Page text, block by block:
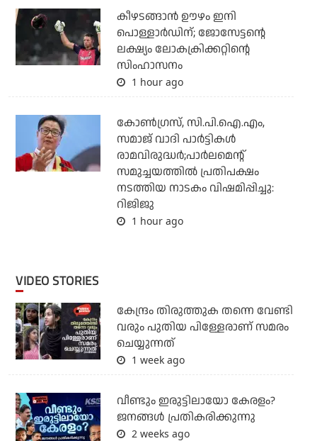
കീഴടങ്ങാന്‍ ഊഴം ഇനി
പൊള്ളാര്‍ഡിന്; ജോസേട്ടന്റെ
ലക്ഷ്യം ലോകക്രിക്കറ്റിന്റെ
സിംഹാസനം
1 hour ago
കോണ്‍ഗ്രസ്, സി.പി.ഐ.എം,
സമാജ് വാദി പാര്‍ട്ടികള്‍
രാമവിരുദ്ധര്‍;പാര്‍ലമെന്റ്
സമുച്ചയത്തില്‍ പ്രതിപക്ഷം
നടത്തിയ നാടകം വിഷമിപ്പിച്ചു:
റിജിജു
1 hour ago
VIDEO STORIES
കേന്ദ്രം തിരുത്തുക തന്നെ വേണ്ടി
വരും പുതിയ പിള്ളേരാണ് സമരം
ചെയ്യുന്നത്
1 week ago
വീണ്ടും ഇരുട്ടിലായോ കേരളം?
ജനങ്ങൾ പ്രതികരിക്കുന്നു
2 weeks ago